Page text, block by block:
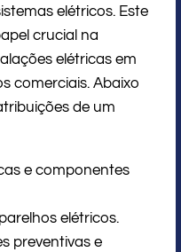
elétricos. Este
crucial na
elétricas em
comerciais. Abaixo
de um
e componentes
elétricos.
preventivas e